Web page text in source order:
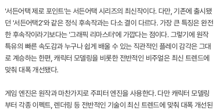
'서든어택 제로 포인트'는 서든어택 시리즈의 최신작이다. 다만, 기존에 출시됐
던 '서든어택2'와 같은 정식 후속작과는 다소 결이 다르다. 가장 큰 특징은 완전
한 후속작이라기보다는 '그래픽 리마스터'에 가깝다는 점이다. 그렇기에 원작
특유의 빠른 속도감과 누구나 쉽게 배울 수 있는 직관적인 플레이 감각은 그대
로 계승하는 한편, 캐릭터 모델링을 비롯한 전반적인 비주얼은 최신 트렌드에
맞춰 대폭 개선됐다.
게임 엔진은 원작과 마찬가지로 주피터 엔진을 사용한다. 다만 캐릭터 모델링
부터 각종 이펙트, 렌더링 등 전반적인 기술이 최신 트렌드에 맞춰 대폭 개선된